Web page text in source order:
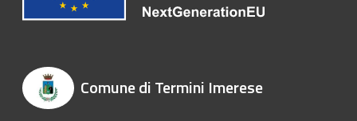
Comune di Termini Imerese